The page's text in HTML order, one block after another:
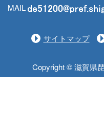
MAIL
サイトマップ
Copyright © 滋賀県